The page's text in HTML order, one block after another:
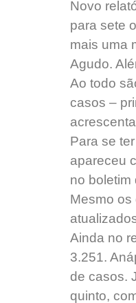
Novo
para sete
mais uma
Agudo.
Ao todo
casos –
Para se
apareceu
no boletim
Mesmo os
Ainda no
3.251.
de casos.
quinto,